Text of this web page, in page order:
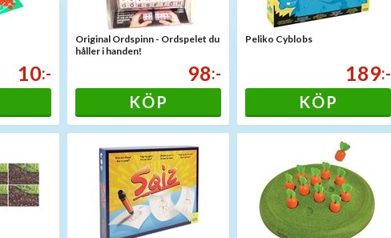
10:-
Original Ordspinn - Ordspelet du
håller i handen!
98:-
KÖP
Peliko Cyblobs
189:-
KÖP